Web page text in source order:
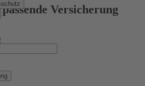
Versicherung